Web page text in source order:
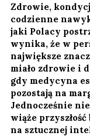
Zdrowie,
codzienne
jaki Polacy
wynika, że w
największe
miało zdrowie i
gdy medycyna
pozostają na
Jednocześnie
wiąże
na sztucznej